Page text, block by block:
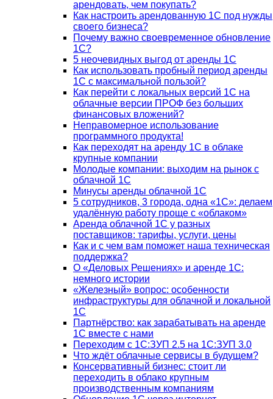
арендовать, чем покупать?
Как настроить арендованную 1С под нужды
своего бизнеса?
Почему важно своевременное обновление
1С?
5 неочевидных выгод от аренды 1С
Как использовать пробный период аренды
1С с максимальной пользой?
Как перейти с локальных версий 1С на
облачные версии ПРОФ без больших
финансовых вложений?
Неправомерное использование
программного продукта!
Как переходят на аренду 1С в облаке
крупные компании
Молодые компании: выходим на рынок с
облачной 1С
Минусы аренды облачной 1С
5 сотрудников, 3 города, одна «1С»: делаем
удалённую работу проще с «облаком»
Аренда облачной 1С у разных
поставщиков: тарифы, услуги, цены
Как и с чем вам поможет наша техническая
поддержка?
О «Деловых Решениях» и аренде 1С:
немного истории
«Железный» вопрос: особенности
инфраструктуры для облачной и локальной
1С
Партнёрство: как зарабатывать на аренде
1С вместе с нами
Переходим с 1С:ЗУП 2.5 на 1С:ЗУП 3.0
Что ждёт облачные сервисы в будущем?
Консервативный бизнес: стоит ли
переходить в облако крупным
производственным компаниям